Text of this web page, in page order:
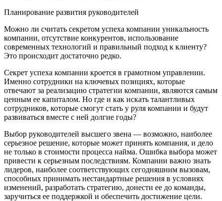
Планирование развития руководителей
Можно ли считать секретом успеха компании уникальность
компании, отсутствие конкурентов, использование
современных технологий и правильный подход к клиенту?
Это происходит достаточно редко.
Секрет успеха компании кроется в грамотном управлении.
Именно сотрудники на ключевых позициях, которые
отвечают за реализацию стратегии компании, являются самым
ценным ее капиталом. Но где и как искать талантливых
сотрудников, которые смогут стать у руля компании и будут
развиваться вместе с ней долгие годы?
Выбор руководителей высшего звена — возможно, наиболее
серьезное решение, которые может принять компания, и дело
не только в стоимости процесса найма. Ошибка выбора может
привести к серьезным последствиям. Компании важно знать
лидеров, наиболее соответствующих сегодняшним вызовам,
способных принимать нестандартные решения в условиях
изменений, разработать стратегию, донести ее до команды,
заручиться ее поддержкой и обеспечить достижение цели.